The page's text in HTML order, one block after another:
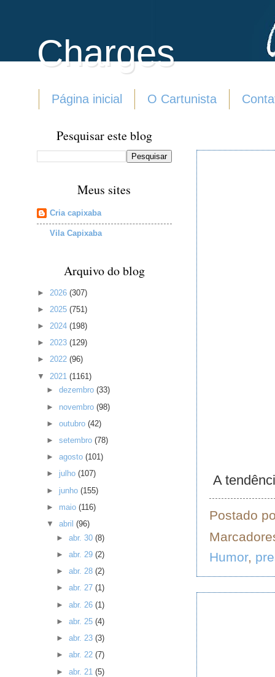
Charges
Página inicial O Cartunista
A
Postado
Humor,
Pesquisar este blog
Meus sites
Cria capixaba
Vila Capixaba
Arquivo do blog
► 2026 (307)
► 2025 (751)
► 2024 (198)
► 2023 (129)
► 2022 (96)
▼ 2021 (1161)
►dezembro(33)
► novembro(98)
►outubro(42)
►setembro(78)
►agosto(101)
► julho(107)
► junho(155)
► maio(116)
▼abril(96)
► abr. 30 (8)
► abr. 29 (2)
► abr. 28 (2)
► abr. 27 (1)
► abr. 26 (1)
► abr. 25 (4)
► abr. 23 (3)
► abr. 22 (7)
► abr. 21 (5)